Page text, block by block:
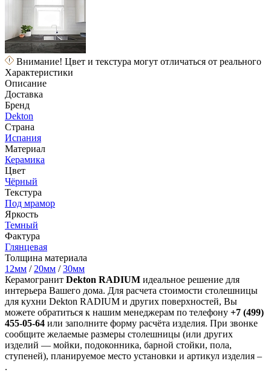
Внимание! Цвет и текстура могут отличаться от реального
Характеристики
Описание
Доставка
Бренд
Dekton
Страна
Испания
Материал
Керамика
Цвет
Чёрный
Текстура
Под мрамор
Яркость
Темный
Фактура
Глянцевая
Толщина материала
12мм / 20мм /30мм
Керамогранит Dekton RADIUM идеальное решение для
интерьера Вашего дома. Для расчета стоимости столешницы
для кухни Dekton RADIUM и других поверхностей, Вы
можете обратиться к нашим менеджерам по телефону +7 (499)
455-05-64 или заполните форму расчёта изделия. При звонке
сообщите желаемые размеры столешницы (или других
изделий — мойки, подоконника, барной стойки, пола,
ступеней), планируемое место установки и артикул изделия –
.